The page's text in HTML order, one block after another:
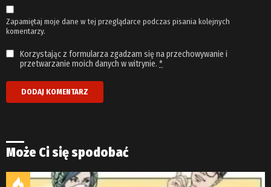
Zapamiętaj moje dane w tej przeglądarce podczas pisania kolejnych
komentarzy.
Korzystając z formularza zgadzam się na przechowywanie i
przetwarzanie moich danych w witrynie. *
Może Ci się spodobać